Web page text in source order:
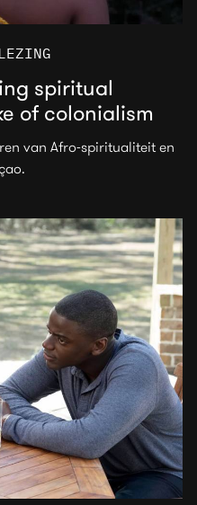
spiritual
of colonialism
van Afro-spiritualiteit en